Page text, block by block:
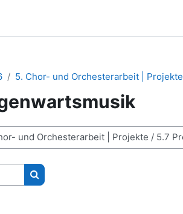
5. Chor- und Orchesterarbeit | Projekte
Kurse suchen